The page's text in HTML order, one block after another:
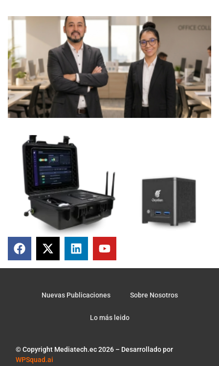
© Copyright Mediatech.ec 2026 – Desarrollado por
WPSquad.ai
Nuevas Publicaciones Sobre Nosotros
Lo más leido